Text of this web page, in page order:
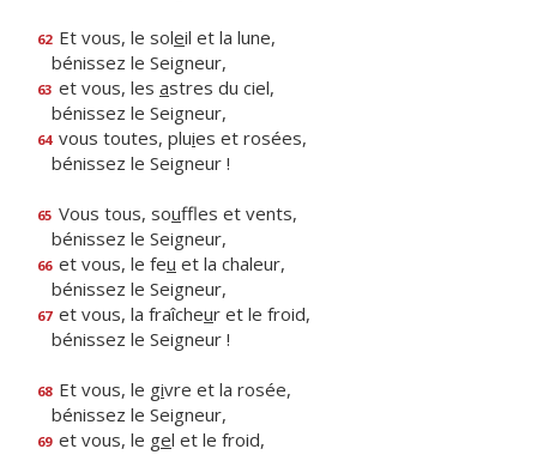
62 Et vous, le soleil et la lune,
bénissez le Seigneur,
63 et vous, les astres du ciel,
bénissez le Seigneur,
64 vous toutes, pluies et rosées,
bénissez le Seigneur !
65 Vous tous, souffles et vents,
bénissez le Seigneur,
66 et vous, le feu et la chaleur,
bénissez le Seigneur,
67 et vous, la fraîcheur et le froid,
bénissez le Seigneur !
68 Et vous, le givre et la rosée,
bénissez le Seigneur,
69 et vous, le gel et le froid,